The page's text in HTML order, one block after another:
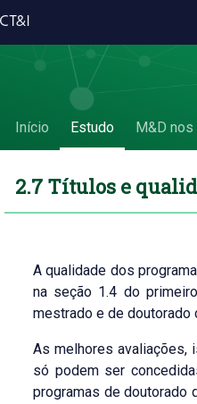
- 2.7 Títulos e
Início Estudo M&D
2.7 Títulos e
A qualidade dos
na seção 1.4 do
mestrado e de doutorado
As melhores avaliações,
só podem ser
programas de doutorado